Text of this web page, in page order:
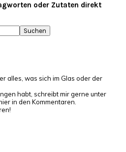
oder Zutaten direkt
alles, was sich im Glas oder der
habt, schreibt mir gerne unter
in den Kommentaren.